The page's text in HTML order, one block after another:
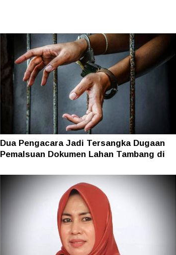
Dua Pengacara Jadi Tersangka Dugaan
Pemalsuan Dokumen Lahan Tambang di